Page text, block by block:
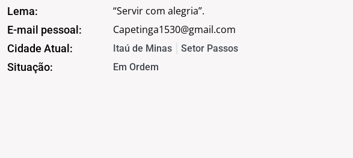
Lema: “Servir com alegria”.
E-mail pessoal: Capetinga1530@gmail.com
Cidade Atual: Itaú de Minas Setor Passos
Situação: Em Ordem